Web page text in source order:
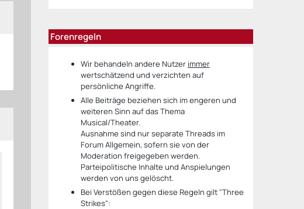
Forenregeln
Wir behandeln andere Nutzer immer
wertschätzend und verzichten auf
persönliche Angriffe.
Alle Beiträge beziehen sich im engeren und
weiteren Sinn auf das Thema
Musical/Theater.
Ausnahme sind nur separate Threads im
Forum Allgemein, sofern sie von der
Moderation freigegeben werden.
Parteipolitische Inhalte und Anspielungen
werden von uns gelöscht.
Bei Verstößen gegen diese Regeln gilt "Three
Strikes":